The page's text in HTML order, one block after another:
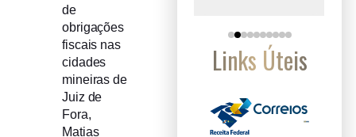
de
obrigações
fiscais nas
cidades
mineiras de
Juiz de
Fora,
Matias
Links Úteis